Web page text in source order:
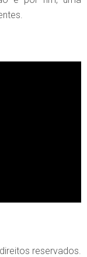
reservados.